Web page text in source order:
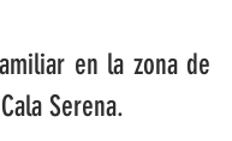
en la zona de
Serena.